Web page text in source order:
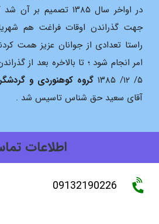
در اواخر سال ۱۳۸۵
جهت گذراندن اوقات فراغت هم
راستا تعدادی از جوانان عزیز همت
امر انجام شود ؛ تا بالاخره بعد از
۵/ ۱۲/ ۱۳۸۵
گروه کوهنوردی و
آقای سعید حق شناس تاسیس شد .
اطلاعات
09132190226